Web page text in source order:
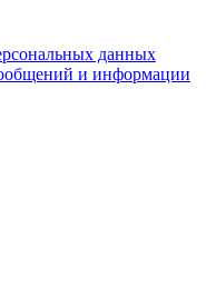
данных
и информации